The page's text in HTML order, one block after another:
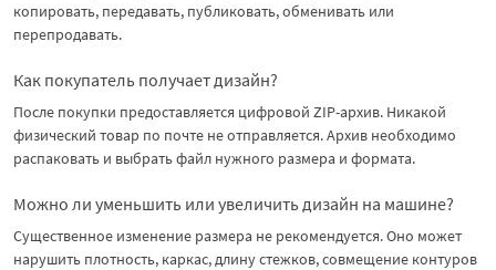
копировать, передавать, публиковать, обменивать или
перепродавать.
Как покупатель получает дизайн?
После покупки предоставляется цифровой ZIP-архив. Никакой
физический товар по почте не отправляется. Архив необходимо
распаковать и выбрать файл нужного размера и формата.
Можно ли уменьшить или увеличить дизайн на машине?
Существенное изменение размера не рекомендуется. Оно может
нарушить плотность, каркас, длину стежков, совмещение контуров